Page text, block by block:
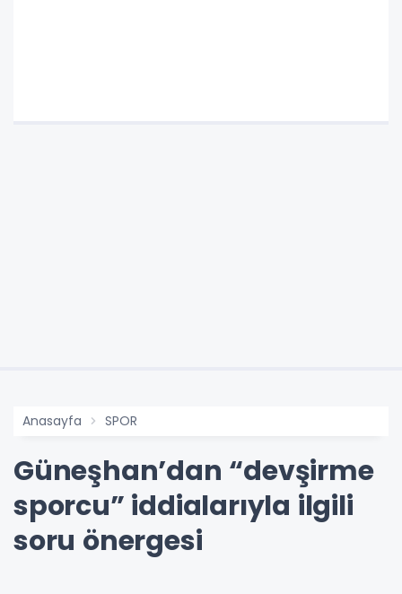
Anasayfa SPOR
Güneşhan’dan “devşirme
sporcu” iddialarıyla ilgili
soru önergesi